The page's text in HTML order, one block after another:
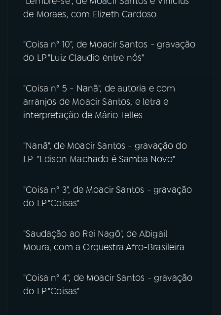
de Moraes, com Elizeth Cardoso
"Coisa n° 10", de Moacir Santos - gravação
do LP "Luiz Claudio entre nós"
"Coisa n° 5 - Nanã", de autoria e com
arranjos de Moacir Santos, e letra e
interpretação de Mário Telles
"Nanã", de Moacir Santos - gravação do
LP "Edison Machado é Samba Novo"
"Coisa n° 3", de Moacir Santos - gravação
do LP "Coisas"
"Saudação ao Rei Nagô", de Abigail
Moura, com a Orquestra Afro-Brasileira
"Coisa n° 4", de Moacir Santos - gravação
do LP "Coisas"